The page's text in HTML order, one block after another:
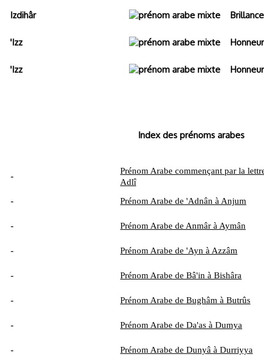
Izdihâr
'Izz
'Izz
Index des prénoms arabes
-
Prénom Arabe commençant par la
Adlî
-
Prénom Arabe de 'Adnân à Anjum
- Prénom Arabe de Anmâr à Aymân
- Prénom Arabe de 'Ayn à Azzâm
- Prénom Arabe de Bâ'in à Bishâra
- Prénom Arabe de Bughâm à Butrûs
- Prénom Arabe de Da'as à Dumya
- Prénom Arabe de Dunyâ à Durriyya